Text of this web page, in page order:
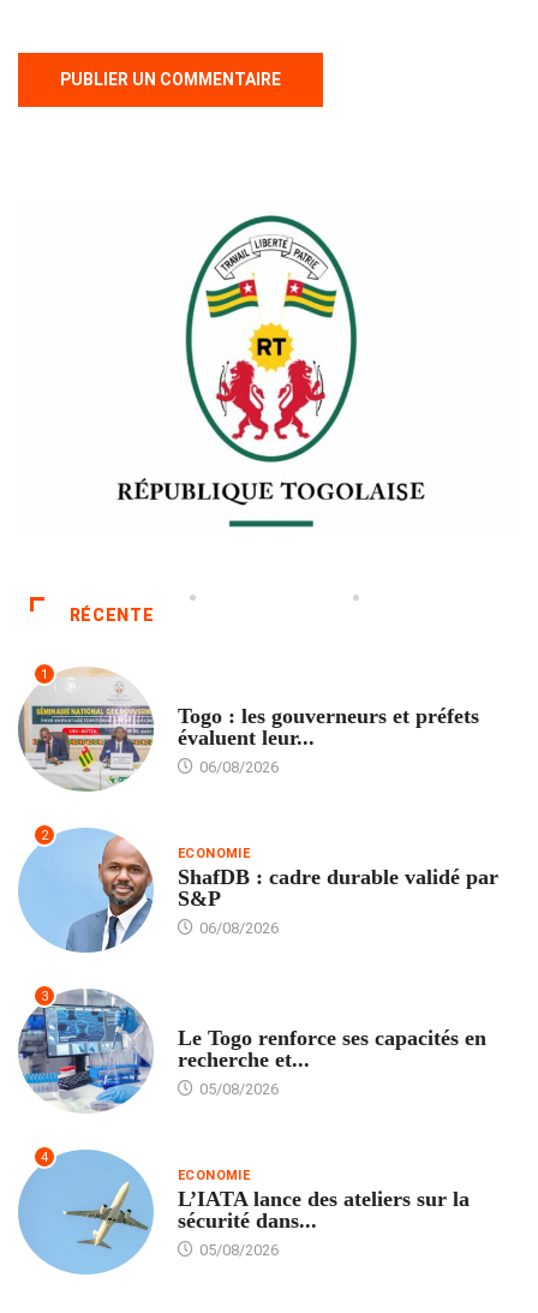
RÉCENTE
1
Togo : les gouverneurs et préfets
évaluent leur...
06/08/2026
2
ECONOMIE
ShafDB : cadre durable validé par
S&P
06/08/2026
3
Le Togo renforce ses capacités en
recherche et...
05/08/2026
4
ECONOMIE
L’IATA lance des ateliers sur la
sécurité dans...
05/08/2026